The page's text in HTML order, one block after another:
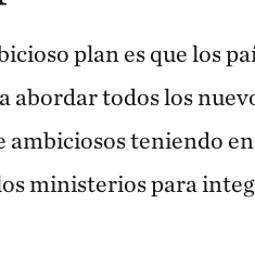
plan es que los
todos los
teniendo
ministerios para